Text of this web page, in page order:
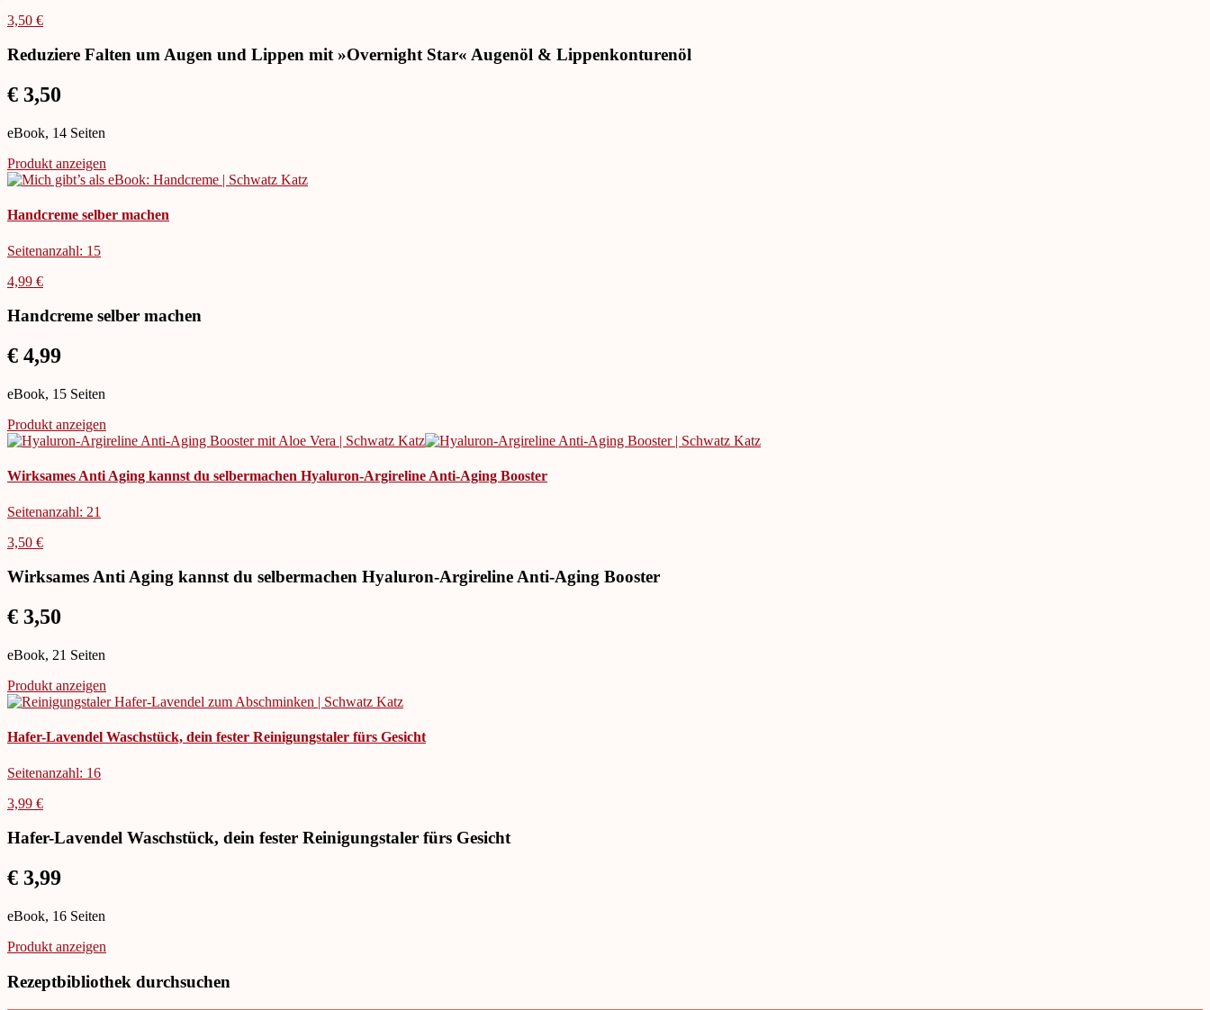
3,50 €
Reduziere Falten um Augen und Lippen mit »Overnight Star« Augenöl & Lippenkonturenöl
€ 3,50
eBook, 14 Seiten
Produkt anzeigen
Handcreme selber machen
Seitenanzahl: 15
4,99 €
Handcreme selber machen
€ 4,99
eBook, 15 Seiten
Produkt anzeigen
Wirksames Anti Aging kannst du selbermachen Hyaluron-Argireline Anti-Aging Booster
Seitenanzahl: 21
3,50 €
Wirksames Anti Aging kannst du selbermachen Hyaluron-Argireline Anti-Aging Booster
€ 3,50
eBook, 21 Seiten
Produkt anzeigen
Hafer-Lavendel Waschstück, dein fester Reinigungstaler fürs Gesicht
Seitenanzahl: 16
3,99 €
Hafer-Lavendel Waschstück, dein fester Reinigungstaler fürs Gesicht
€ 3,99
eBook, 16 Seiten
Produkt anzeigen
Rezeptbibliothek durchsuchen